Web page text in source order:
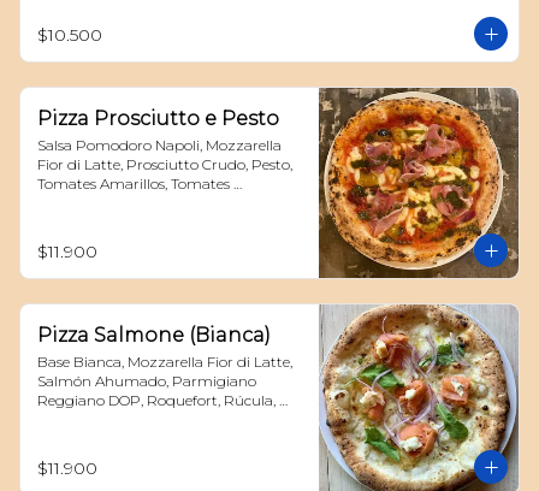
$10.500
Pizza Prosciutto e Pesto
Salsa Pomodoro Napoli, Mozzarella
Fior di Latte, Prosciutto Crudo, Pesto,
Tomates Amarillos, Tomates
$11.900
Pizza Salmone (Bianca)
Base Bianca, Mozzarella Fior di Latte,
Salmón Ahumado, Parmigiano
Reggiano DOP, Roquefort, Rúcula,
$11.900